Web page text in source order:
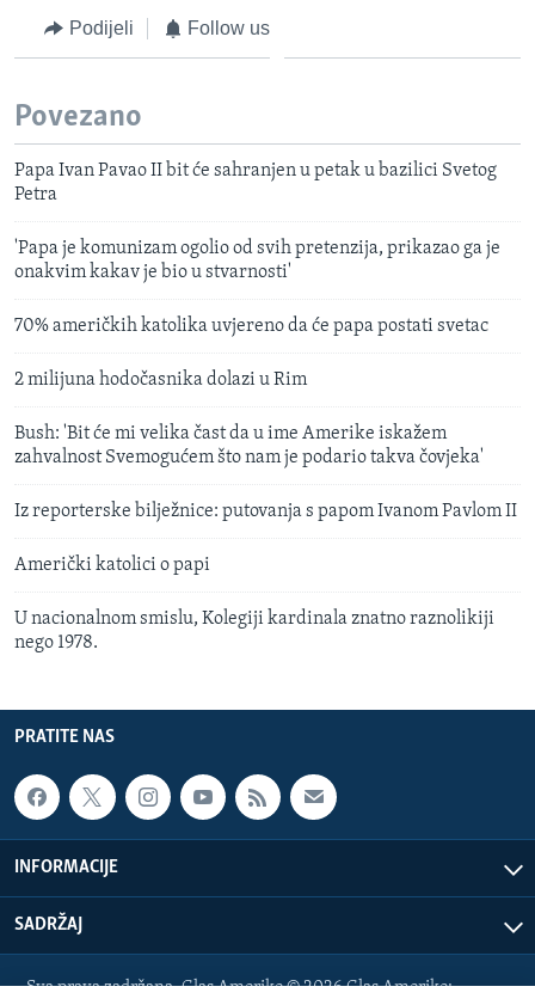
Podijeli Follow us
Povezano
Papa Ivan Pavao II bit će sahranjen u petak u bazilici Svetog
Petra
'Papa je komunizam ogolio od svih pretenzija, prikazao ga je
onakvim kakav je bio u stvarnosti'
70% američkih katolika uvjereno da će papa postati svetac
2 milijuna hodočasnika dolazi u Rim
Bush: 'Bit će mi velika čast da u ime Amerike iskažem
zahvalnost Svemogućem što nam je podario takva čovjeka'
Iz reporterske bilježnice: putovanja s papom Ivanom Pavlom II
Američki katolici o papi
U nacionalnom smislu, Kolegiji kardinala znatno raznolikiji
nego 1978.
PRATITE NAS
INFORMACIJE
SADRŽAJ
Sva prava zadržana. Glas Amerike © 2026 Glas Amerike: